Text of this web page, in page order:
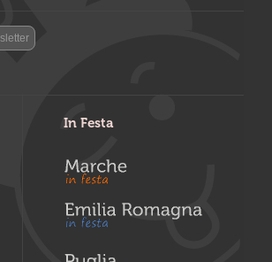
In Festa